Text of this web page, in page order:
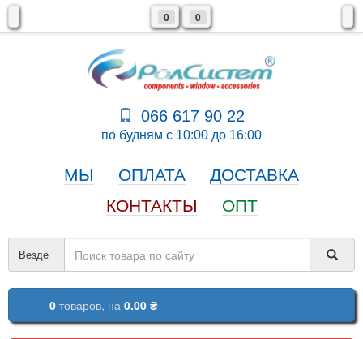
0 0
066 617 90 22
по будням с 10:00 до 16:00
МЫ ОПЛАТА
ДОСТАВКА
КОНТАКТЫ
ОПТ
Везде
0 товаров, на 0.00 ₴